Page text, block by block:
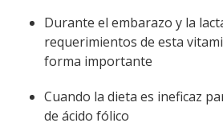
Durante el embarazo y la
requerimientos de esta
forma importante
Cuando la dieta es ineficaz
de ácido fólico